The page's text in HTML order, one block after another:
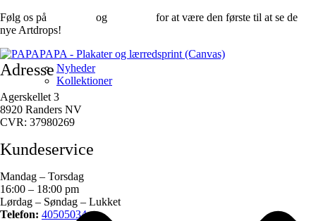
Nyheder
Kollektioner
Følg os på og
for at være den første til at se de
nye Artdrops!
Adresse
Agerskellet 3
8920 Randers NV
CVR: 37980269
Kundeservice
Mandag – Torsdag
16:00 – 18:00 pm
Lørdag – Søndag – Lukket
Telefon: 40505034